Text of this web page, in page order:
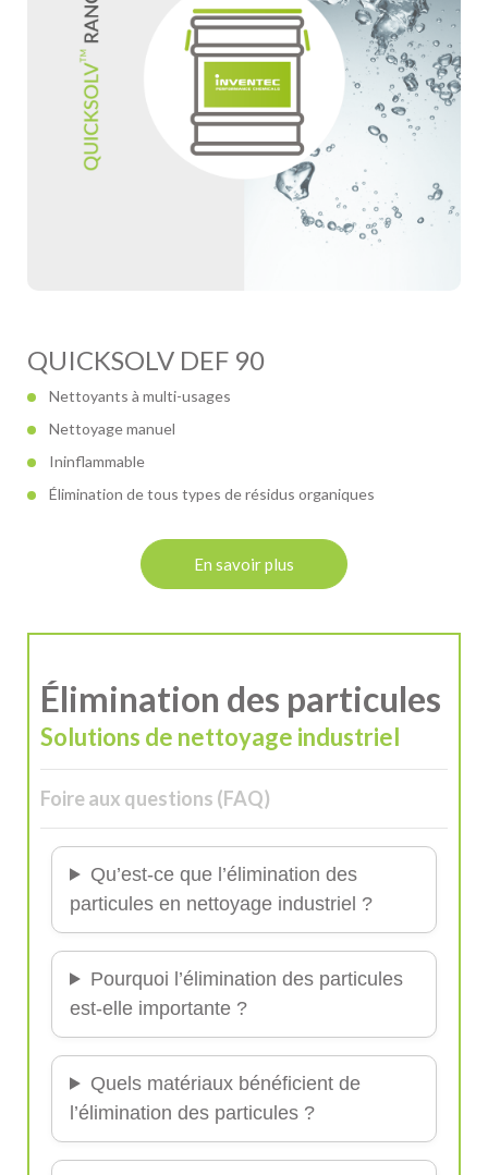
QUICKSOLV DEF 90
Nettoyants à multi-usages
Nettoyage manuel
Ininflammable
Élimination de tous types de résidus organiques
En savoir plus
Élimination des particules
Solutions de nettoyage industriel
Foire aux questions (FAQ)
Qu’est-ce que l’élimination des
particules en nettoyage industriel ?
Pourquoi l’élimination des particules
est-elle importante ?
Quels matériaux bénéficient de
l’élimination des particules ?